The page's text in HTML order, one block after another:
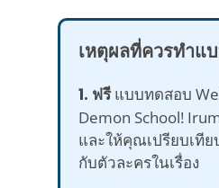
เหตุผลที่ควรทำแ
1. ฟรีแบบทดสอบ
Demon School!
และให้คุณเปรียบเที
กับตัวละครในเรื่อง